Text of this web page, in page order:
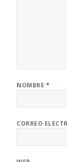
NOMBRE *
CORREO